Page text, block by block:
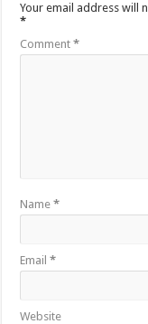
Your email address will
*
Comment*
Name*
Email*
Website